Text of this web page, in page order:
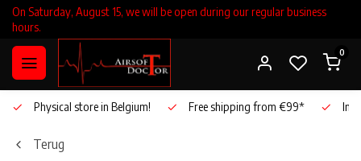
On Saturday, August 15, we will be open during our regular business
hours.
0
Physical store in Belgium! Free shipping from €99*
Terug